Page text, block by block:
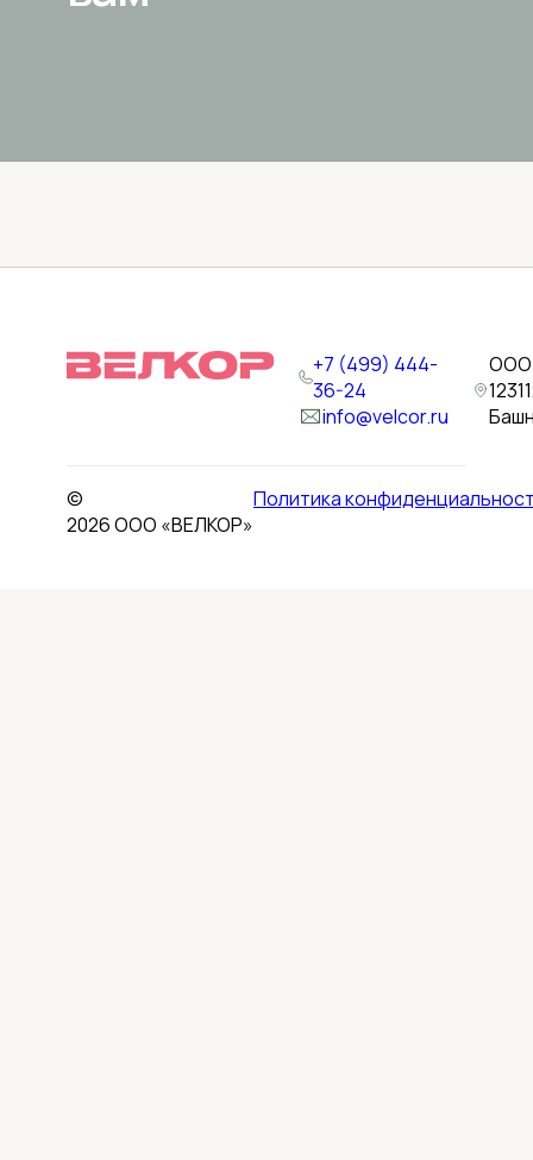
+7 (499) 444-
36-24
info@velcor.ru
ООО
©
2026 ООО «ВЕЛКОР»
Политика